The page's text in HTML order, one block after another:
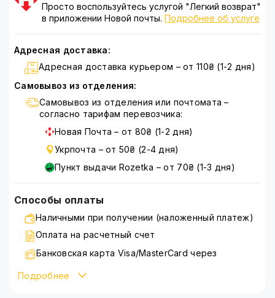
Просто воспользуйтесь услугой "Легкий возврат"
в приложении Новой почты. Подробнее об услуге
Адресная доставка:
Адресная доставка курьером – от 110₴ (1-2 дня)
Самовывоз из отделения:
Самовывоз из отделения или почтомата –
согласно тарифам перевозчика:
Новая Почта – от 80₴ (1-2 дня)
Укрпочта – от 50₴ (2-4 дня)
Пункт выдачи Rozetka – от 70₴ (1-3 дня)
Способы оплаты
Наличными при получении (наложенный платеж)
Оплата на расчетный счет
Банковская карта Visa/MasterCard через
Подробнее ознакомиться со способами оплаты
Подробнее